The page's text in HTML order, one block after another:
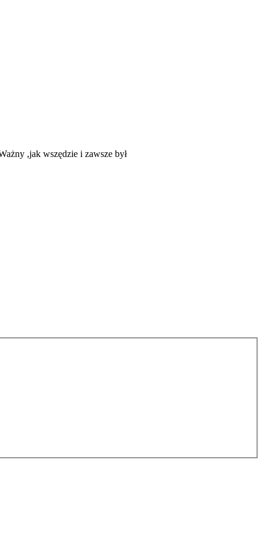
,jak wszędzie i zawsze był